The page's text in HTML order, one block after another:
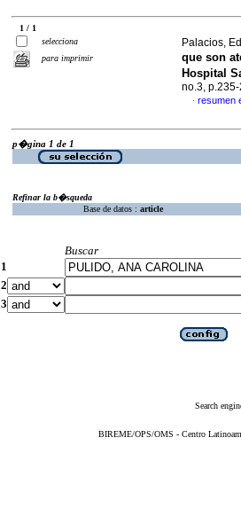
1 / 1
selecciona
para imprimir
Palacios,
que son
Hospital
no.3,
· resumen
p�gina 1 de 1
Refinar la b�squeda
Base de datos : article
Buscar
1
2
3
Search
BIREME/OPS/OMS - Centro